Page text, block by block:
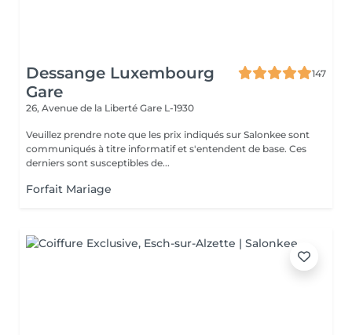
Dessange Luxembourg
Gare
147
26, Avenue de la Liberté Gare L-1930
Veuillez prendre note que les prix indiqués sur Salonkee sont
communiqués à titre informatif et s'entendent de base. Ces
derniers sont susceptibles de...
Forfait Mariage